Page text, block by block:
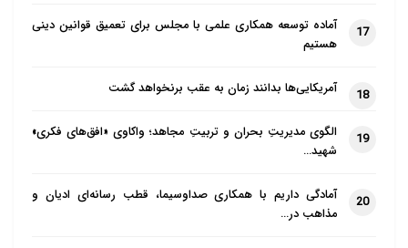
17
آماده توسعه همکاری علمی با مجلس برای تعمیق قوانین دینی
هستیم
18 آمریکایی‌ها بدانند زمان به عقب برنخواهد گشت
19
الگوی مدیریتِ بحران و تربیتِ مجاهد؛ واکاوی «افق‌های فکری»
شهید…
20
آمادگی داریم با همکاری صداوسیما، قطب رسانه‌ای ادیان و
مذاهب در…